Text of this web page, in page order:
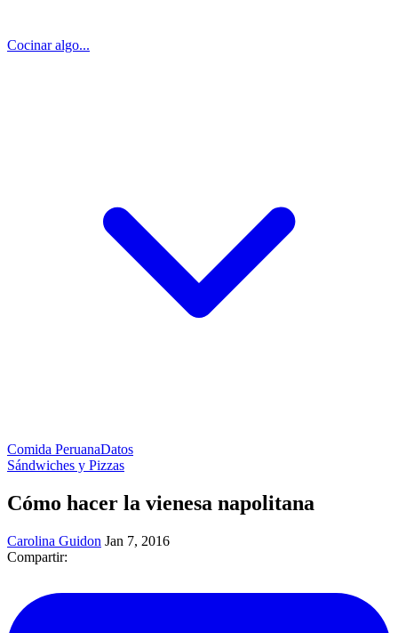
Cocinar algo...
Comida PeruanaDatos
Sándwiches y Pizzas
Cómo hacer la vienesa napolitana
Carolina Guidon Jan 7, 2016
Compartir: